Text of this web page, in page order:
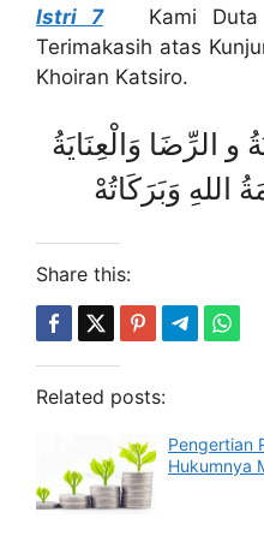
Istri 7Kami Duta
Terimakasih atas
Khoiran Katsiro.
و الرِّضَا وَالْعِنَايَةُ
اللهِ وَبَرَكَاتُهْ
Share this:
Related posts:
Pengertian
Hukumnya